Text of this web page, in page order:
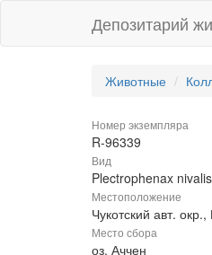
Депозитарий
Животные
Номер экземпляра
R-96339
Вид
Plectrophenax nivalis
Местоположение
Чукотский авт.
Место сбора
оз. Аччен